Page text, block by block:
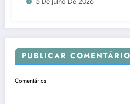
PUBLICAR COMENTÁRIO
Comentários